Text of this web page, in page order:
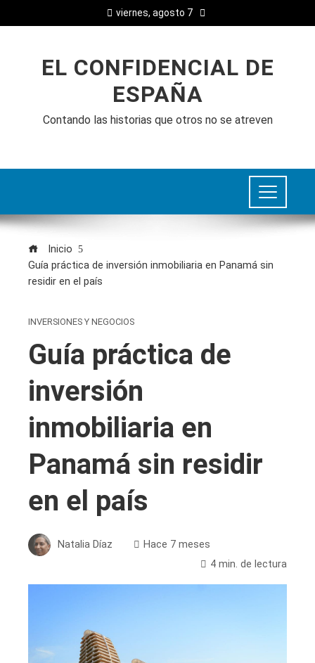
viernes, agosto 7
EL CONFIDENCIAL DE
ESPAÑA
Contando las historias que otros no se atreven
Inicio
Guía práctica de inversión inmobiliaria en Panamá sin
residir en el país
INVERSIONES Y NEGOCIOS
Guía práctica de
inversión
inmobiliaria en
Panamá sin residir
en el país
Natalia Díaz
Hace 7 meses
4 min. de lectura